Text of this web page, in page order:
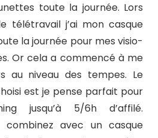
toute la journée. Lors
télétravail j’ai mon casque
la journée pour mes visio-
Or cela a commencé à me
au niveau des tempes. Le
est je pense parfait pour
jusqu’à 5/6h d’affilé.
combinez avec un casque